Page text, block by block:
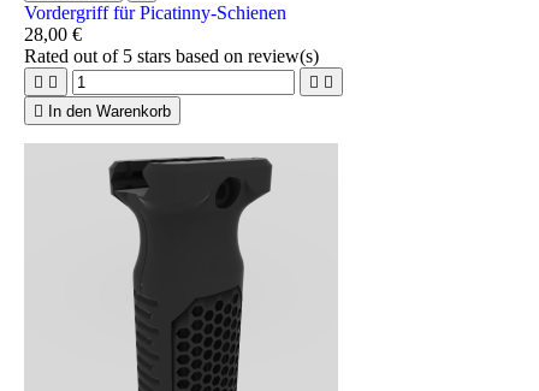
Vordergriff für Picatinny-Schienen
28,00 €
Rated out of 5 stars based on review(s)
   

In den Warenkorb